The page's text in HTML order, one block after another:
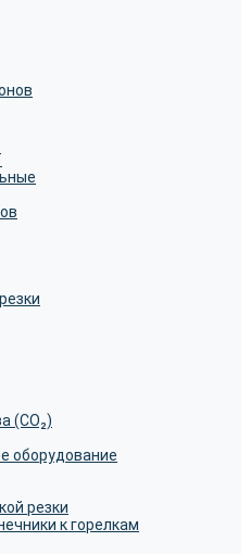
(CO₂)
оборудование
резки
к горелкам